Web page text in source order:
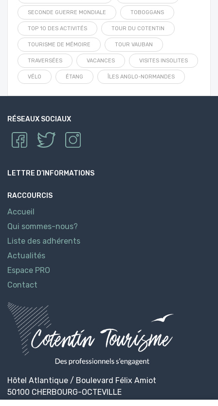
SECONDE GUERRE MONDIALE TOBOGGANS
TOP 10 DES ACTIVITÉS TOUR DU COTENTIN
TOURISME DE MÉMOIRE TOUR VAUBAN
TRAVERSÉES VACANCES VISITES INSOLITES
VÉLO ÉTANG ÎLES ANGLO-NORMANDES
RÉSEAUX SOCIAUX
LETTRE D’INFORMATIONS
RACCOURCIS
Accueil
Qui sommes-nous?
Liste des adhérents
Actualités
Espace PRO
Contact
Hôtel Atlantique / Boulevard Félix Amiot
50100 CHERBOURG-OCTEVILLE